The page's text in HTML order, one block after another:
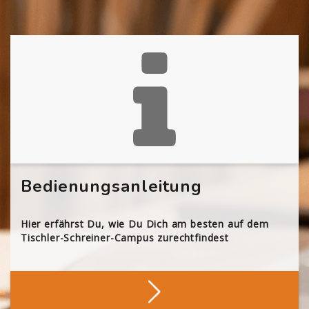
Bedienungsanleitung
Hier erfährst Du, wie Du Dich am besten auf dem
Tischler-Schreiner-Campus zurechtfindest